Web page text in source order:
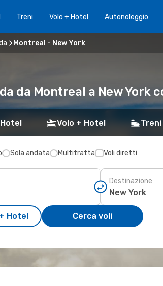
Treni Volo + Hotel Autonoleggio
Montreal - New York
da Montreal a New York
Hotel Volo + Hotel Treni
Sola andata Multitratta Voli diretti
Destinazione
Hotel Cerca voli